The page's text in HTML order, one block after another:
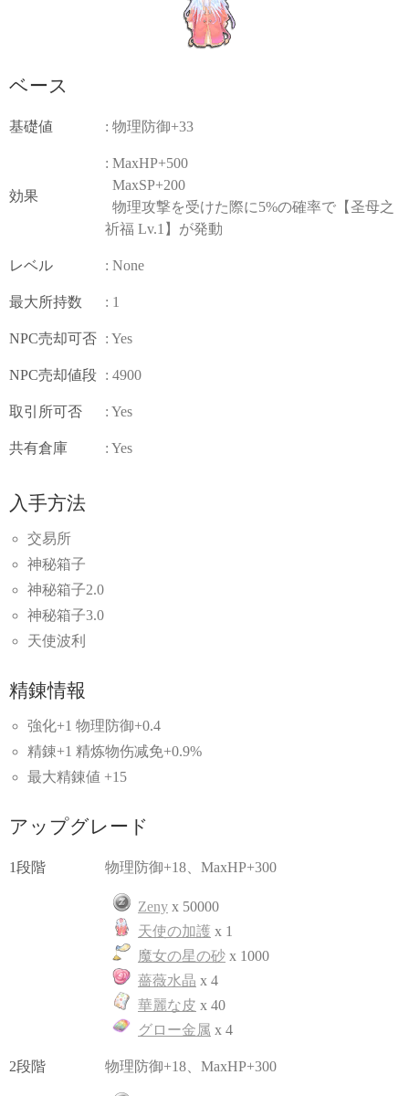
ベース
基礎値 : 物理防御+33
効果
: MaxHP+500
MaxSP+200
物理攻撃を受けた際に5%の確率で【圣母之
祈福 Lv.1】が発動
レベル : None
最大所持数 : 1
NPC売却可否 : Yes
NPC売却値段 : 4900
取引所可否 : Yes
共有倉庫 : Yes
入手方法
交易所
神秘箱子
神秘箱子2.0
神秘箱子3.0
天使波利
精錬情報
強化+1 物理防御+0.4
精錬+1 精炼物伤减免+0.9%
最大精錬値 +15
アップグレード
1段階 物理防御+18、MaxHP+300
Zeny x 50000
天使の加護 x 1
魔女の星の砂 x 1000
薔薇水晶 x 4
華麗な皮 x 40
グロー金属 x 4
2段階 物理防御+18、MaxHP+300